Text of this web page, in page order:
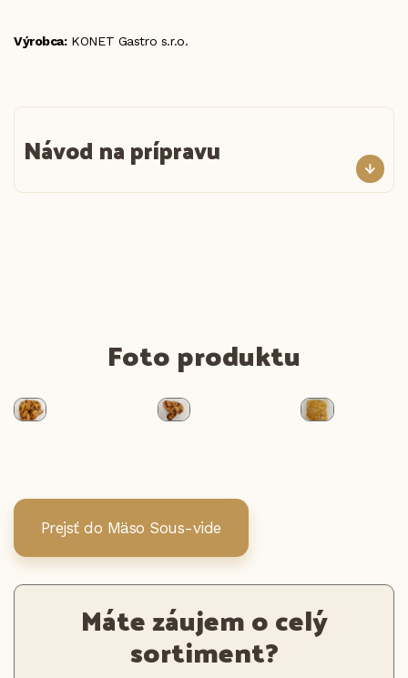
Výrobca:KONET Gastro s.r.o.
Návod na prípravu
Foto produktu
Prejsť do Mäso Sous-vide
Máte záujem o celý
sortiment?